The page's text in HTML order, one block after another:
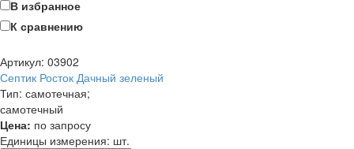
В избранное
К сравнению
Артикул: 03902
Септик Росток Дачный зеленый
Тип: самотечная;
самотечный
Цена: по запросу
Единицы измерения: шт.